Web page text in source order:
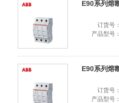
E90系列熔
订货号
产品型号
E90系列熔
订货号
产品型号